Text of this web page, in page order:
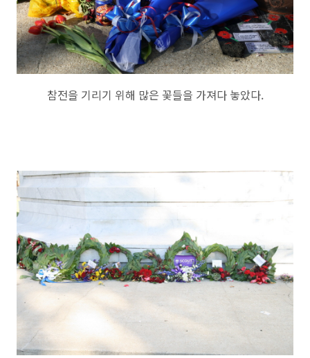
참전을 기리기 위해 많은 꽃들을 가져다 놓았다.